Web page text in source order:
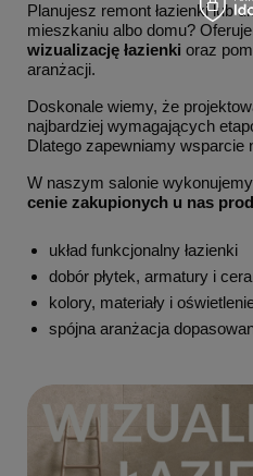
Planujesz remont łazienki lub
mieszkaniu albo domu?
wizualizację łazienki oraz
aranżacji.
Doskonale wiemy, że
najbardziej wymagających
Dlatego zapewniamy wsparcie
W naszym salonie wykonujemy
cenie zakupionych u nas
układ funkcjonalny łazienki
dobór płytek, armatury i
kolory, materiały i
spójna aranżacja